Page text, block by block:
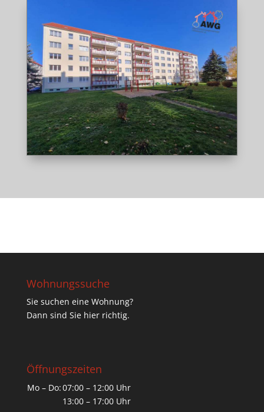
Wohnungssuche
Sie suchen eine Wohnung?
Dann sind Sie hier richtig.
Öffnungszeiten
Mo – Do:07:00 – 12:00 Uhr
13:00 – 17:00 Uhr